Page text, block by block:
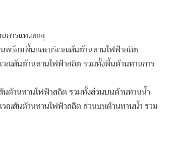
การแทงทะลุ
ร้อมพื้นและบริเวณส้นต้านทานไฟฟ้าสถิต
ณส้นต้านทานไฟฟ้าสถิต รวมทั้งพื้นต้านทานการ
ต้านทานไฟฟ้าสถิต รวมทั้งส่วนบนต้านทานน้ำ
ณส้นต้านทานไฟฟ้าสถิต ส่วนบนต้านทานน้ำ รวม